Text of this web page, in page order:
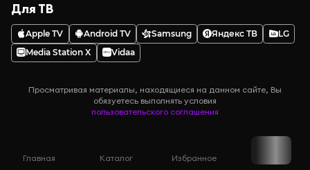
Для ТВ
Apple TV Android TV Samsung Яндекс ТВ
LG
Media Station X
Vidaa
Просматривая материалы, находящиеся на данном сайте, Вы
обязуетесь выполнять условия
пользовательского соглашения
Главная Каталог Избранное